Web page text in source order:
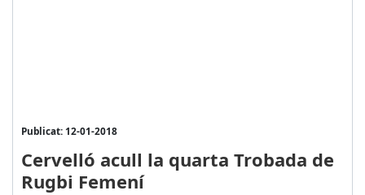
Publicat: 12-01-2018
Cervelló acull la quarta Trobada de
Rugbi Femení